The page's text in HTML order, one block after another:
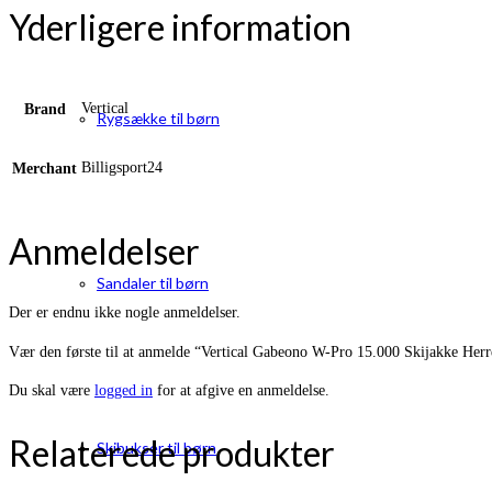
Rygsække til børn
Sandaler til børn
Skibukser til børn
Yderligere information
Brand Vertical
Merchant Billigsport24
Anmeldelser
Der er endnu ikke nogle anmeldelser.
Vær den første til at anmelde “Vertical Gabeono W-Pro 15.000 Skijakke
Du skal være logged in for at afgive en anmeldelse.
Relaterede produkter